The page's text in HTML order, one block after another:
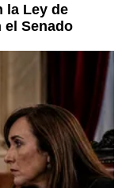
la Ley de
el Senado